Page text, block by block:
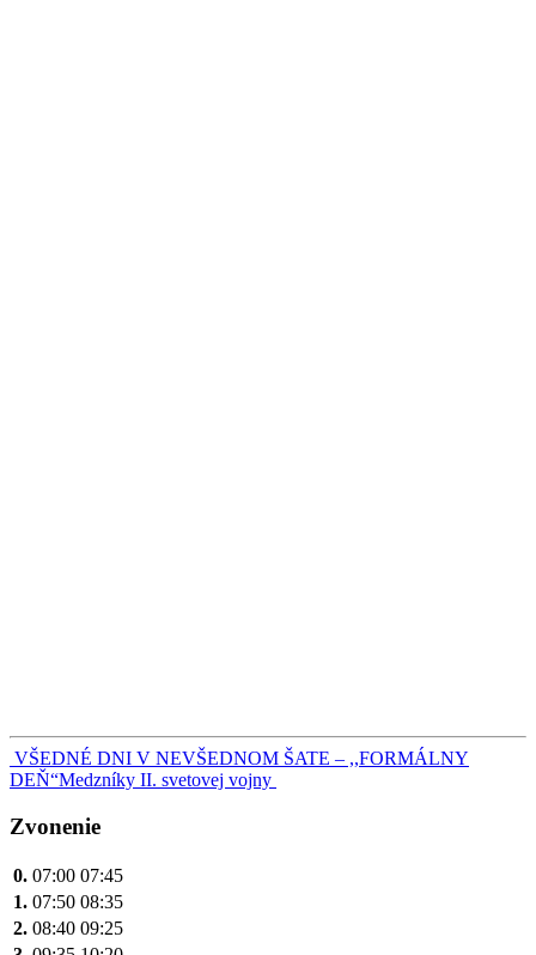
Navigácia
v
článku
VŠEDNÉ DNI V NEVŠEDNOM ŠATE – ,,FORMÁLNY
DEŇ“Medzníky II. svetovej vojny
Zvonenie
0. 07:00 07:45
1. 07:50 08:35
2. 08:40 09:25